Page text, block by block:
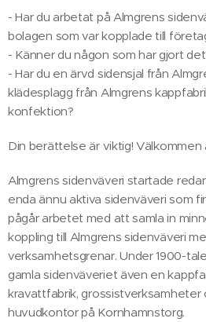
- Har du arbetat på Almgrens
bolagen som var kopplade till
- Känner du någon som har gjort
- Har du en ärvd sidensjal från
klädesplagg från Almgrens
konfektion?
Din berättelse är viktig! Välkommen
Almgrens sidenväveri startade
enda ännu aktiva sidenväveri som
pågår arbetet med att samla in
koppling till Almgrens sidenväveri
verksamhetsgrenar. Under 1900-
gamla sidenväveriet även en
kravattfabrik,
huvudkontor på Kornhamnstorg.